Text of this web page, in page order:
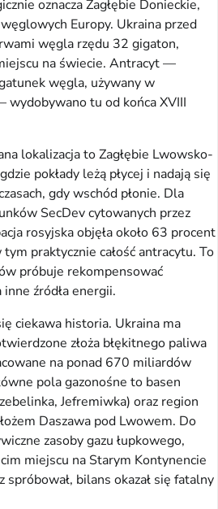
oznacza Zagłębie Donieckie,
Europy. Ukraina przed
węgla rzędu 32 gigaton,
na świecie. Antracyt —
węgla, używany w
tu od końca XVIII
lokalizacja to Zagłębie Lwowsko-
pokłady leżą płycej i nadają się
gdy wschód płonie. Dla
SecDev cytowanych przez
rosyjska objęła około 63 procent
praktycznie całość antracytu. To
próbuje rekompensować
źródła energii.
ciekawa historia. Ukraina ma
złoża błękitnego paliwa
na ponad 670 miliardów
pola gazonośne to basen
Jefremiwka) oraz region
Daszawa pod Lwowem. Do
zasoby gazu łupkowego,
miejscu na Starym Kontynencie
bilans okazał się fatalny